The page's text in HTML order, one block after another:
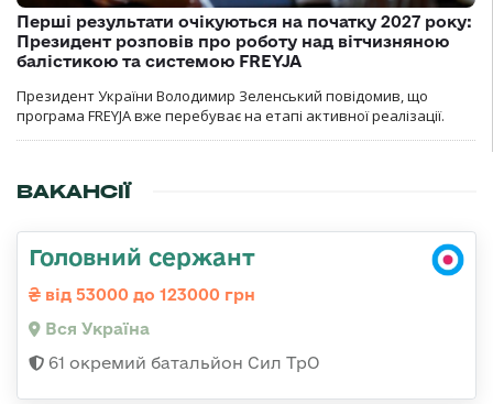
Перші результати очікуються на початку 2027 року:
Президент розповів про роботу над вітчизняною
балістикою та системою FREYJA
Президент України Володимир Зеленський повідомив, що
програма FREYJA вже перебуває на етапі активної реалізації.
ВАКАНСІЇ
Головний сержант
від 53000 до 123000 грн
Вся Україна
61 окремий батальйон Сил ТрО